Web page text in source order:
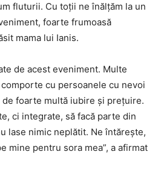
fluturii. Cu toții ne înălțăm la un
foarte frumoasă
mama lui Ianis.
de acest eveniment. Multe
cu persoanele cu nevoi
de foarte multă iubire și prețuire.
ci integrate, să facă parte din
lase nimic neplătit. Ne întărește,
mine pentru sora mea”, a afirmat